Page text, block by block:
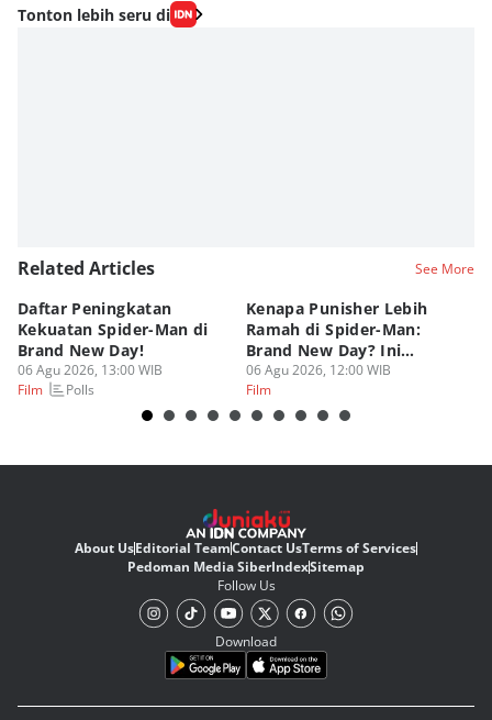
Editor
Fahrul Razi Uni Nurullah
Tonton lebih seru di
Related Articles See More
Daftar Peningkatan
Kekuatan Spider-Man di
Brand New Day!
06 Agu 2026, 13:00 WIB
Film
Polls
Kenapa Punisher Lebih
Ramah di Spider-Man:
Brand New Day? Ini
Teorinya
06 Agu 2026, 12:00 WIB
Film
About UsEditorial TeamContact UsTerms of Services
Pedoman Media SiberIndexSitemap
Follow Us
Download